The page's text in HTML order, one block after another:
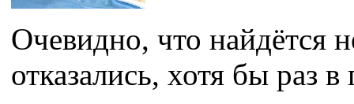
Очевидно, что найдётся
отказались, хотя бы раз в